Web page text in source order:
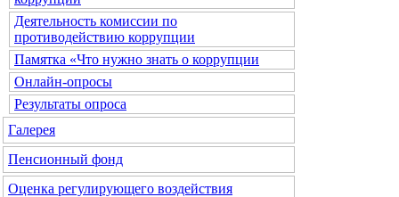
Деятельность комиссии по
противодействию коррупции
Памятка «Что нужно знать о коррупции
Онлайн-опросы
Результаты опроса
Галерея
Пенсионный фонд
Оценка регулирующего воздействия